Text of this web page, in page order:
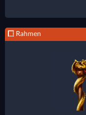
Rahmen